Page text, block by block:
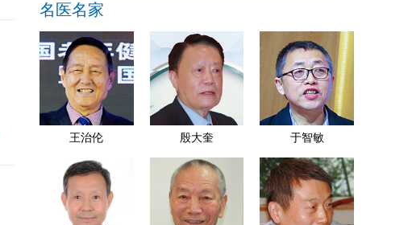
名医名家
王治伦 殷大奎 于智敏